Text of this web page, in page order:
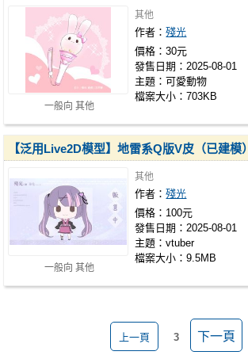
一般向 其他
其他
作者：殘光
價格：30元
發售日期：2025-08-01
主題：可愛動物
檔案大小：703KB
一般向 其他
【泛用Live2D模型】地雷系Q版V皮（已建模）
其他
作者：殘光
價格：100元
發售日期：2025-08-01
主題：vtuber
檔案大小：9.5MB
上一頁 3 下一頁